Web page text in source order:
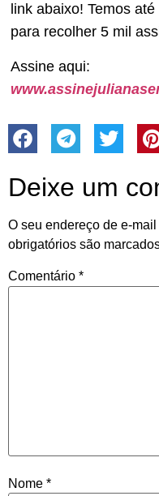
link abaixo! Temos
para recolher 5 mil
Assine aqui:
Deixe um
O seu endereço de e-
obrigatórios são
Comentário *
Nome *